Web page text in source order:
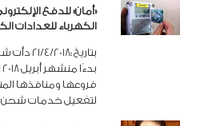
«أمان» للدفع
الكهرباء للعدادات
بتاريخ
فروعها ومنافذها
لتفعيل خدمات شحن